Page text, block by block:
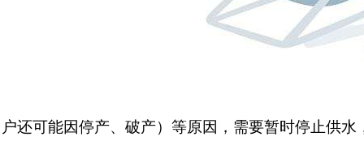
还可能因停产、破产） 等原因，需要暂时停止供水